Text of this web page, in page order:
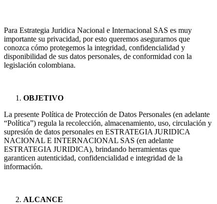
Para Estrategia Juridica Nacional e Internacional SAS es muy
importante su privacidad, por esto queremos asegurarnos que
conozca cómo protegemos la integridad, confidencialidad y
disponibilidad de sus datos personales, de conformidad con la
legislación colombiana.
OBJETIVO
La presente Política de Protección de Datos Personales (en adelante
“Política”) regula la recolección, almacenamiento, uso, circulación y
supresión de datos personales en ESTRATEGIA JURIDICA
NACIONAL E INTERNACIONAL SAS (en adelante
ESTRATEGIA JURIDICA), brindando herramientas que
garanticen autenticidad, confidencialidad e integridad de la
información.
ALCANCE